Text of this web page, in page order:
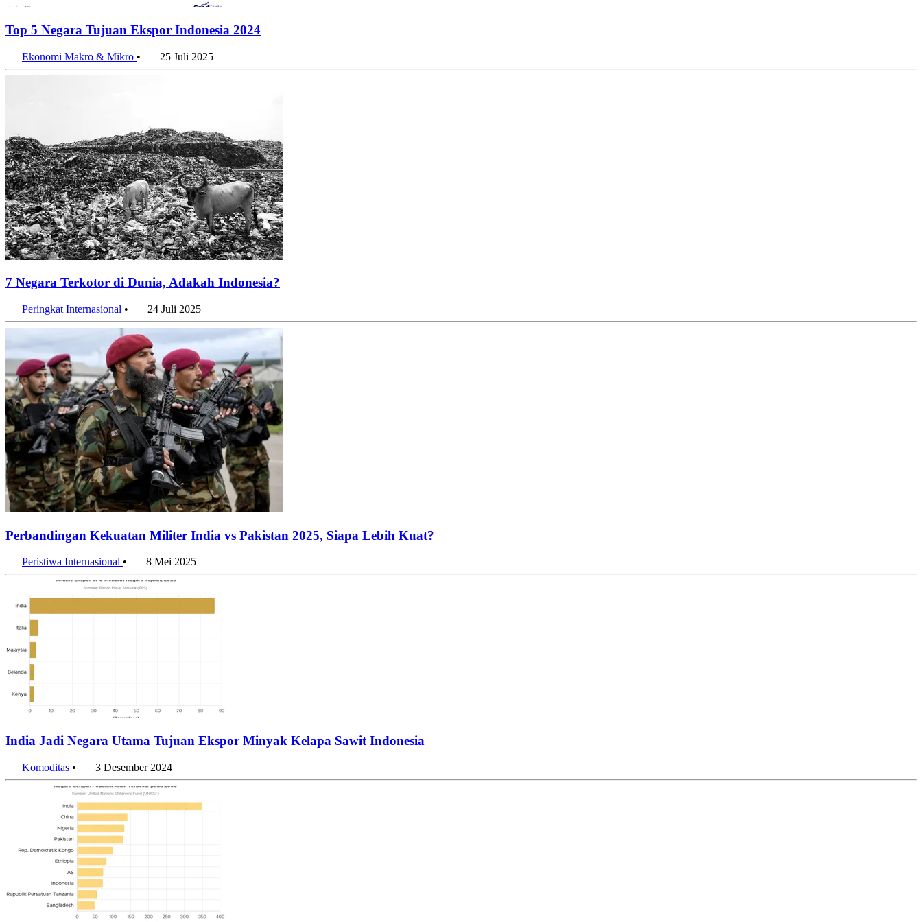
Top 5 Negara Tujuan Ekspor Indonesia 2024
Ekonomi Makro & Mikro • 25 Juli 2025
7 Negara Terkotor di Dunia, Adakah Indonesia?
Peringkat Internasional • 24 Juli 2025
Perbandingan Kekuatan Militer India vs Pakistan 2025, Siapa Lebih Kuat?
Peristiwa Internasional • 8 Mei 2025
India Jadi Negara Utama Tujuan Ekspor Minyak Kelapa Sawit Indonesia
Komoditas • 3 Desember 2024